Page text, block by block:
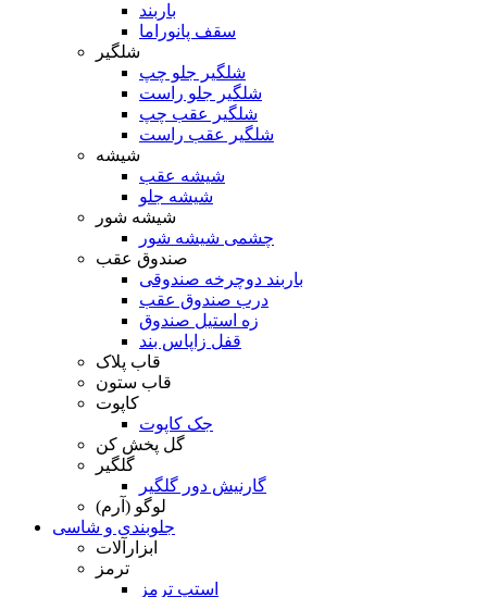
باربند
سقف پانوراما
شلگیر
شلگیر جلو چپ
شلگیر جلو راست
شلگیر عقب چپ
شلگیر عقب راست
شیشه
شیشه عقب
شیشه جلو
شیشه شور
چشمی شیشه شور
صندوق عقب
باربند دوچرخه صندوقی
درب صندوق عقب
زه استیل صندوق
قفل زاپاس بند
قاب پلاک
قاب ستون
کاپوت
جک کاپوت
گل پخش کن
گلگیر
گارنیش دور گلگیر
لوگو (آرم)
جلوبندی و شاسی
ابزارآلات
ترمز
استپ ترمز